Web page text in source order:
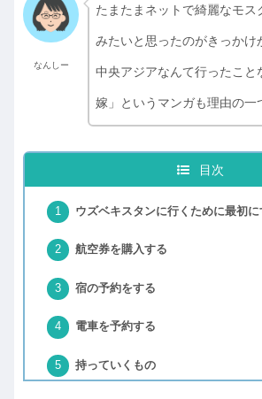
なんしー
たまたまネットで綺麗なモス
みたいと思ったのがきっかけ
中央アジアなんて行ったこと
嫁」というマンガも理由の一
目次
ウズベキスタンに行くために最初に
航空券を購入する
宿の予約をする
電車を予約する
持っていくもの